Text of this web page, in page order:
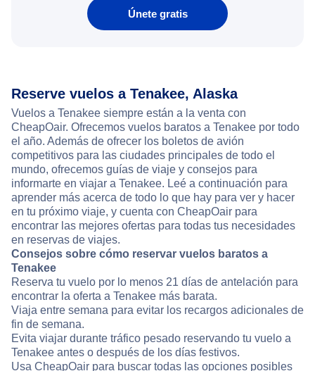
Únete gratis
Reserve vuelos a Tenakee, Alaska
Vuelos a Tenakee siempre están a la venta con
CheapOair. Ofrecemos vuelos baratos a Tenakee por todo
el año. Además de ofrecer los boletos de avión
competitivos para las ciudades principales de todo el
mundo, ofrecemos guías de viaje y consejos para
informarte en viajar a Tenakee. Leé a continuación para
aprender más acerca de todo lo que hay para ver y hacer
en tu próximo viaje, y cuenta con CheapOair para
encontrar las mejores ofertas para todas tus necesidades
en reservas de viajes.
Consejos sobre cómo reservar vuelos baratos a
Tenakee
Reserva tu vuelo por lo menos 21 días de antelación para
encontrar la oferta a Tenakee más barata.
Viaja entre semana para evitar los recargos adicionales de
fin de semana.
Evita viajar durante tráfico pesado reservando tu vuelo a
Tenakee antes o después de los días festivos.
Usa CheapOair para buscar todas las opciones posibles